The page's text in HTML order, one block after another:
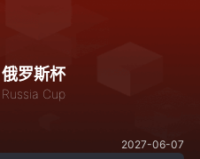
俄罗斯杯
Russia Cup
2027-06-07